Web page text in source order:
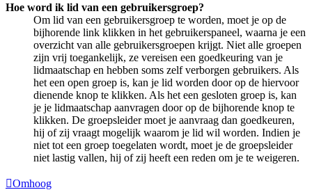
Hoe word ik lid van een gebruikersgroep?
Om lid van een gebruikersgroep te worden, moet je op de
bijhorende link klikken in het gebruikerspaneel, waarna je een
overzicht van alle gebruikersgroepen krijgt. Niet alle groepen
zijn vrij toegankelijk, ze vereisen een goedkeuring van je
lidmaatschap en hebben soms zelf verborgen gebruikers. Als
het een open groep is, kan je lid worden door op de hiervoor
dienende knop te klikken. Als het een gesloten groep is, kan
je je lidmaatschap aanvragen door op de bijhorende knop te
klikken. De groepsleider moet je aanvraag dan goedkeuren,
hij of zij vraagt mogelijk waarom je lid wil worden. Indien je
niet tot een groep toegelaten wordt, moet je de groepsleider
niet lastig vallen, hij of zij heeft een reden om je te weigeren.
Omhoog